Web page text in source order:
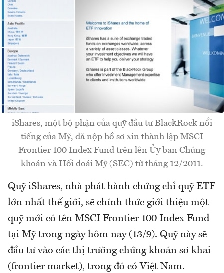
iShares, một bộ phận của quỹ đầu tư BlackRock nổi
tiếng của Mỹ, đã nộp hồ sơ xin thành lập MSCI
Frontier 100 Index Fund trên lên Ủy ban Chứng
khoán và Hối đoái Mỹ (SEC) từ tháng 12/2011.
Quỹ iShares, nhà phát hành chứng chỉ quỹ ETF
lớn nhất thế giới, sẽ chính thức giới thiệu một
quỹ mới có tên MSCI Frontier 100 Index Fund
tại Mỹ trong ngày hôm nay (13/9). Quỹ này sẽ
đầu tư vào các thị trường chứng khoán sơ khai
(frontier market), trong đó có Việt Nam.